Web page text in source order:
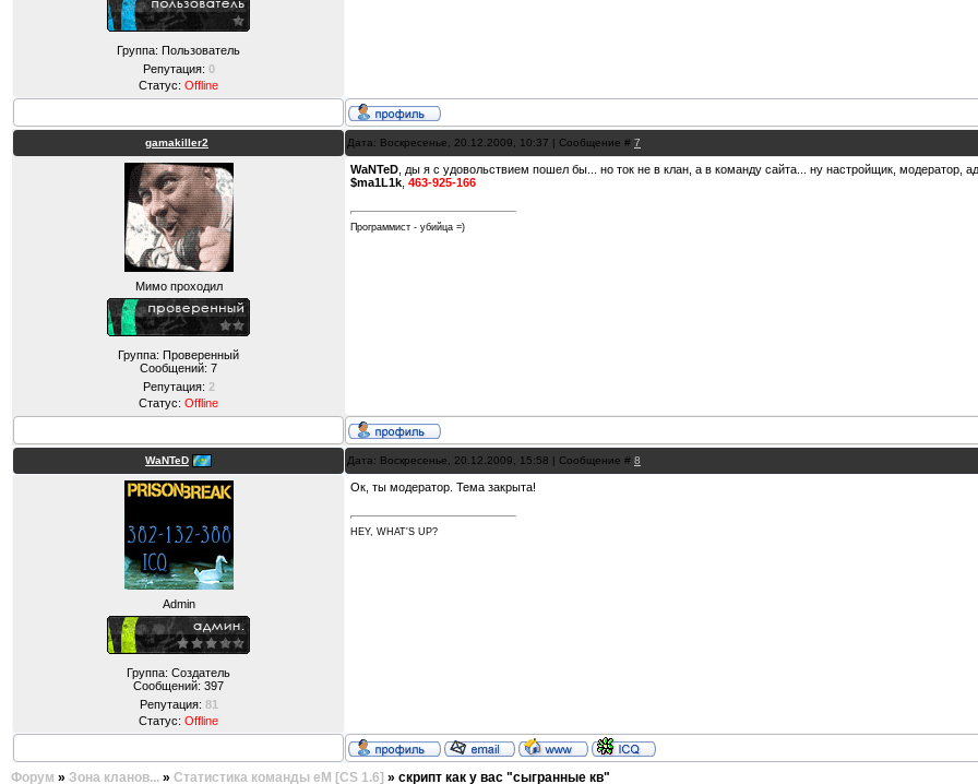
Группа: Пользователь
Репутация: 0
Статус: Offline
gamakiller2 Дата: Воскресенье, 20.12.2009, 10:37 | Сообщение # 7
Мимо проходил
Группа: Проверенный
Сообщений: 7
Репутация: 2
Статус: Offline
WaNTeD , ды я с удовольствием пошел бы... но ток не в клан, а в команду сайта... ну настройщик, модератор,
$ma1L1k 463-925-166
Программист - убийца =)
WaNTeD Дата: Воскресенье, 20.12.2009, 15:58 | Сообщение # 8
Admin
Группа: Создатель
Сообщений: 397
Репутация: 81
Статус: Offline
Ок, ты модератор. Тема закрыта!
HEY, WHAT'S UP?
Форум » Зона кланов... » Статистика команды eM [CS 1.6] » скрипт как у вас "сыгранные кв"